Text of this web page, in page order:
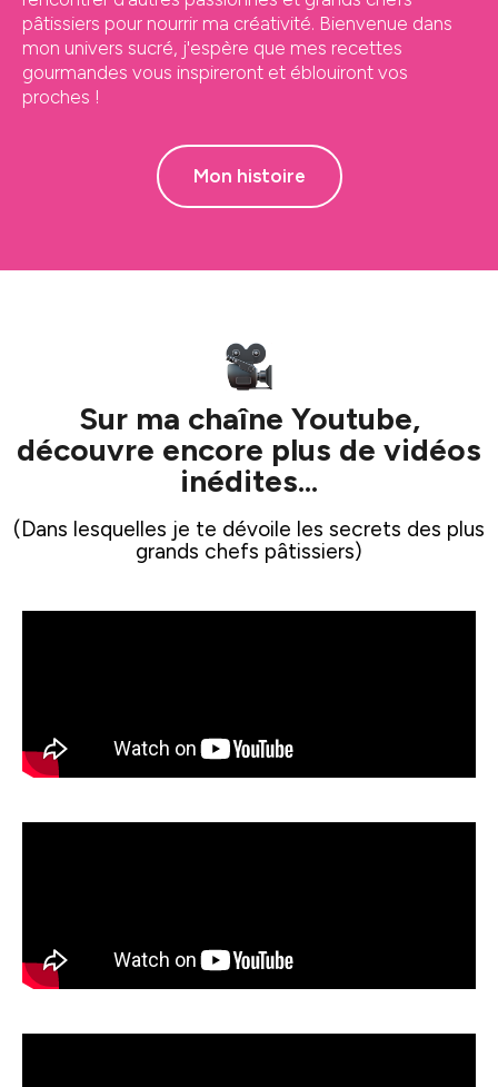
pâtissiers pour nourrir ma créativité. Bienvenue dans
mon univers sucré, j'espère que mes recettes
gourmandes vous inspireront et éblouiront vos
proches !
Mon histoire
Sur ma chaîne Youtube,
découvre encore plus de vidéos
inédites...
(Dans lesquelles je te dévoile les secrets des plus
grands chefs pâtissiers)